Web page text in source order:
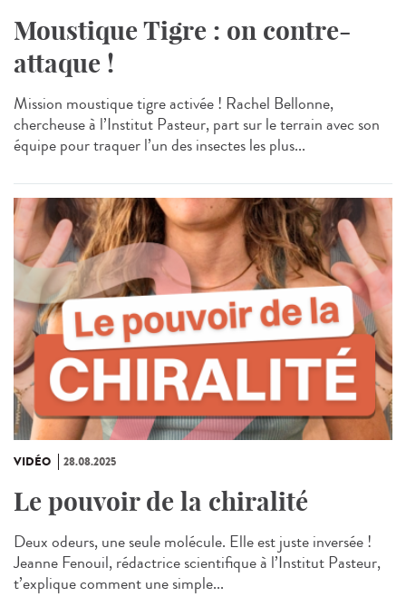
Moustique Tigre : on contre-
attaque !
Mission moustique tigre activée ! Rachel Bellonne,
chercheuse à l’Institut Pasteur, part sur le terrain avec son
équipe pour traquer l’un des insectes les plus...
VIDÉO 28.08.2025
Le pouvoir de la chiralité
Deux odeurs, une seule molécule. Elle est juste inversée !
Jeanne Fenouil, rédactrice scientifique à l’Institut Pasteur,
t’explique comment une simple...